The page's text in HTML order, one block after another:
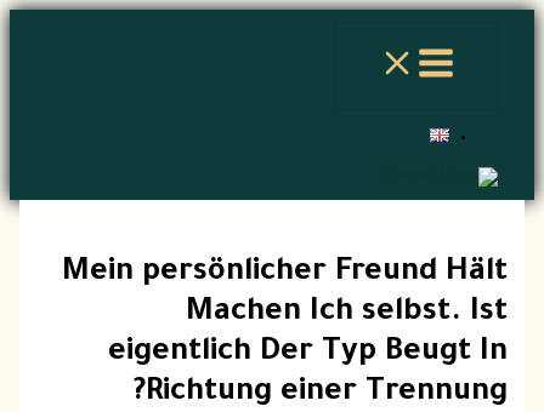
تخطي
Mein persönlicher Freund Hält
Machen Ich selbst. Ist
eigentlich Der Typ Beugt In
Richtung einer Trennung?